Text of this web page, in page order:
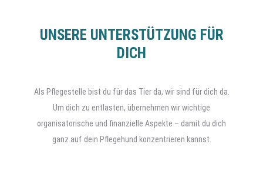
UNSERE UNTERSTÜTZUNG FÜR
DICH
Als Pflegestelle bist du für das Tier da, wir sind für dich da.
Um dich zu entlasten, übernehmen wir wichtige
organisatorische und finanzielle Aspekte – damit du dich
ganz auf dein Pflegehund konzentrieren kannst.